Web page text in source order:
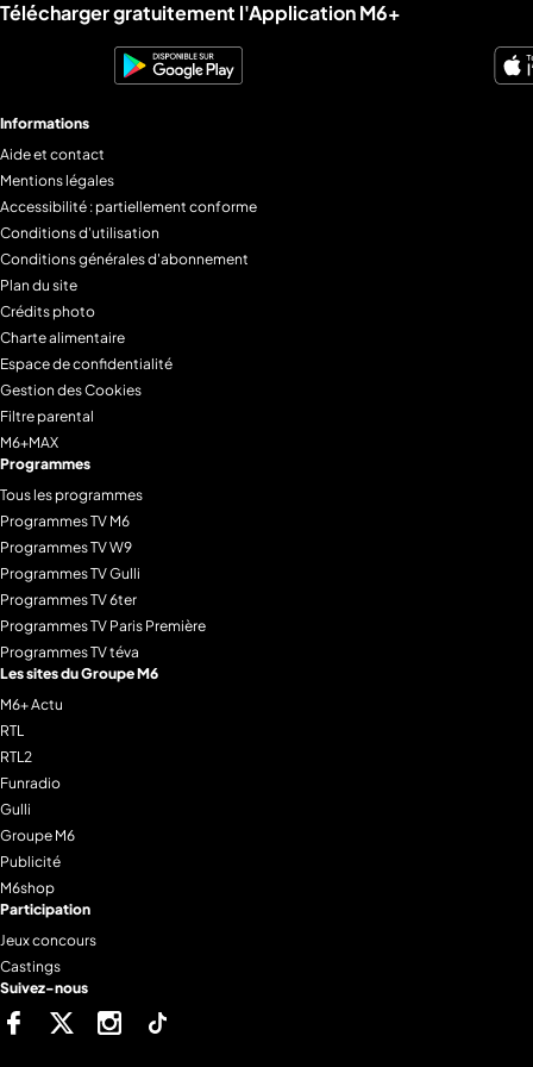
Liens utiles M6+.
Télécharger gratuitement l'Application M6+
Informations
Aide et contact
Mentions légales
Accessibilité : partiellement conforme
Conditions d'utilisation
Conditions générales d'abonnement
Plan du site
Crédits photo
Charte alimentaire
Espace de confidentialité
Gestion des Cookies
Filtre parental
M6+MAX
Programmes
Tous les programmes
Programmes TV M6
Programmes TV W9
Programmes TV Gulli
Programmes TV 6ter
Programmes TV Paris Première
Programmes TV téva
Les sites du Groupe M6
M6+ Actu
RTL
RTL2
Funradio
Gulli
Groupe M6
Publicité
M6shop
Participation
Jeux concours
Castings
Suivez-nous
FacebookTwitter Instagram